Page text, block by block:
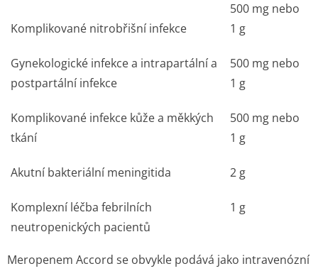
Komplikované nitrobřišní infekce
500 mg nebo
1 g
Gynekologické infekce a intrapartální a
postpartální infekce
500 mg nebo
1 g
Komplikované infekce kůže a měkkých
tkání
500 mg nebo
1 g
Akutní bakteriální meningitida 2 g
Komplexní léčba febrilních
neutropenických pacientů
1 g
Meropenem Accord se obvykle podává jako intravenózní